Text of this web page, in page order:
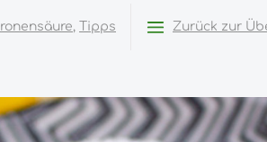
Tipps Zurück zur